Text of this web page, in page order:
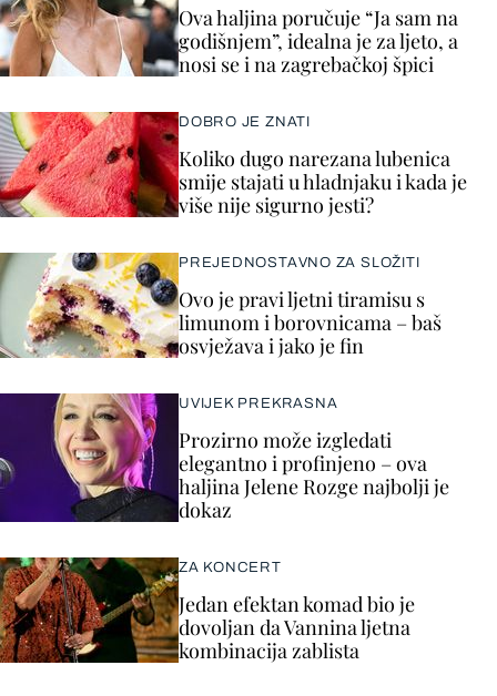
Ova haljina poručuje “Ja sam na
godišnjem”, idealna je za ljeto, a
nosi se i na zagrebačkoj špici
DOBRO JE ZNATI
Koliko dugo narezana lubenica
smije stajati u hladnjaku i kada je
više nije sigurno jesti?
PREJEDNOSTAVNO ZA SLOŽITI
Ovo je pravi ljetni tiramisu s
limunom i borovnicama – baš
osvježava i jako je fin
UVIJEK PREKRASNA
Prozirno može izgledati
elegantno i profinjeno – ova
haljina Jelene Rozge najbolji je
dokaz
ZA KONCERT
Jedan efektan komad bio je
dovoljan da Vannina ljetna
kombinacija zablista